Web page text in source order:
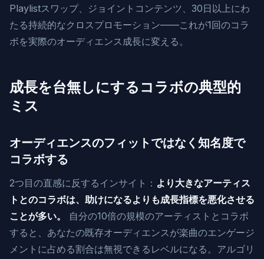
Playlistスワップ、ジョイントコンテンツ、30日以上にわ
たる持続的なクロスプロモーション——これが1回のコラ
ボを実際のオーディエンス成長に変える。
成長を台無しにするコラボの典型的
ミス
オーディエンスのフィットではなく知名度で
コラボする
2つ目の直感に反するインサイト： より大きなアーティス
トとのコラボは、助けになるよりも成長指標を悪化させる
ことが多い。
自分の10倍の規模のアーティストとコラボ
すると、あなたの既存オーディエンスが楽曲のエンゲージ
メントに占める割合は無視できるレベルになる。アルゴリ